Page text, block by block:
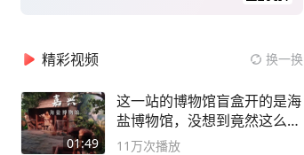
精彩视频 换一换
01:49
这一站的博物馆盲盒开的是海
盐博物馆，没想到竟然这么好
逛！
11万次播放